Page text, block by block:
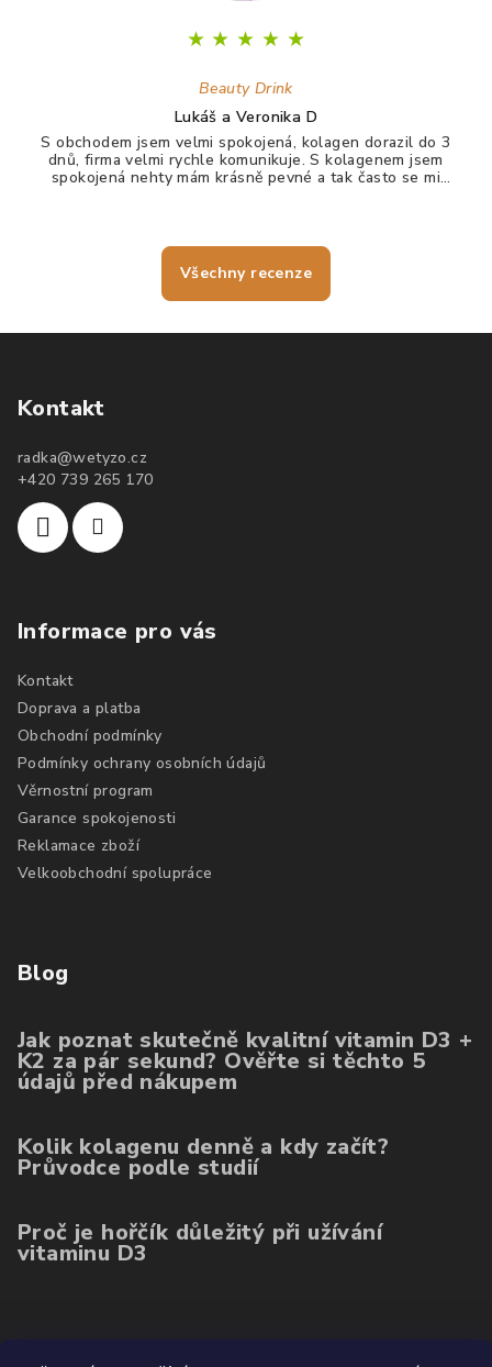
★ ★ ★ ★ ★
Beauty Drink
Lukáš a Veronika D
S obchodem jsem velmi spokojená, kolagen dorazil do 3
dnů, firma velmi rychle komunikuje. S kolagenem jsem
spokojená nehty mám krásně pevné a tak často se mi
Všechny recenze
Kontakt
radka@wetyzo.cz
+420 739 265 170
Informace pro vás
Kontakt
Doprava a platba
Obchodní podmínky
Podmínky ochrany osobních údajů
Věrnostní program
Garance spokojenosti
Reklamace zboží
Velkoobchodní spolupráce
Blog
Jak poznat skutečně kvalitní vitamin D3 +
K2 za pár sekund? Ověřte si těchto 5
údajů před nákupem
Kolik kolagenu denně a kdy začít?
Průvodce podle studií
Proč je hořčík důležitý při užívání
vitaminu D3